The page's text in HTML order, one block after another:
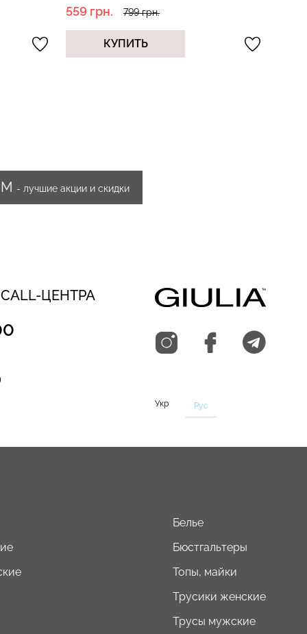
559 грн. 799 грн.
КУПИТЬ
- лучшие акции и скидки
ЦЕНТРА
Укр Рус
Белье
Бюстгальтеры
Топы, майки
Трусики женские
Трусы мужские